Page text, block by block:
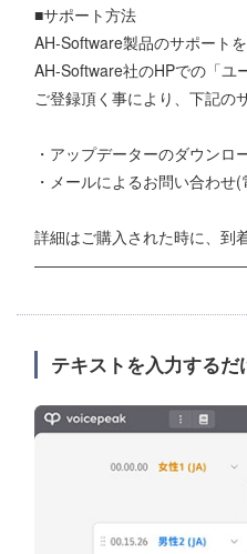
■サポート方法
AH-Software製品のサポート
AH-Software社のHPでの「ユ
ご登録頂く事により、下記の
・アップデーターのダウンロ
・メールによるお問い合わ
詳細はご購入された時に、到
テキストを入力するだ